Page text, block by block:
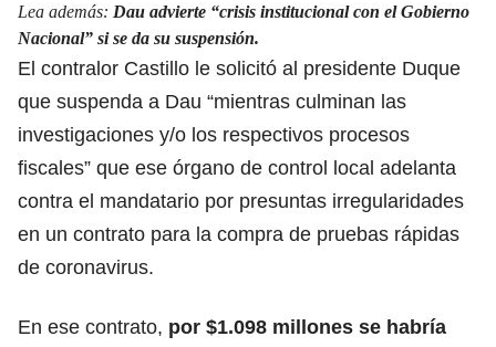
Lea además: Dau advierte “crisis institucional con el Gobierno
Nacional” si se da su suspensión.
El contralor Castillo le solicitó al presidente Duque
que suspenda a Dau “mientras culminan las
investigaciones y/o los respectivos procesos
fiscales” que ese órgano de control local adelanta
contra el mandatario por presuntas irregularidades
en un contrato para la compra de pruebas rápidas
de coronavirus.
En ese contrato, por $1.098 millones se habría